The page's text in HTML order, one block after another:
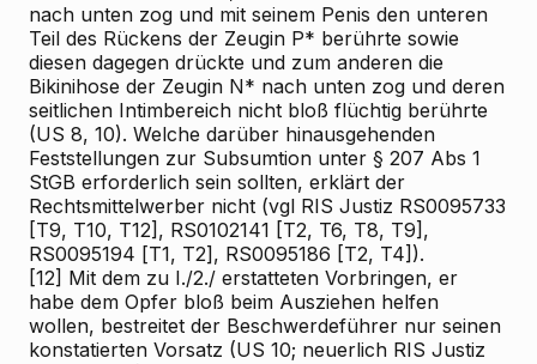
nach unten zog und mit seinem Penis den unteren
Teil des Rückens der Zeugin P* berührte sowie
diesen dagegen drückte und zum anderen die
Bikinihose der Zeugin N* nach unten zog und deren
seitlichen Intimbereich nicht bloß flüchtig berührte
(US 8, 10). Welche darüber hinausgehenden
Feststellungen zur Subsumtion unter § 207 Abs 1
StGB erforderlich sein sollten, erklärt der
Rechtsmittelwerber nicht (vgl RIS Justiz RS0095733
[T9, T10, T12], RS0102141 [T2, T6, T8, T9],
RS0095194 [Т1, Т2], RS0095186 [T2, T4]).
[12] Mit dem zu I./2./ erstatteten Vorbringen, er
habe dem Opfer bloß beim Ausziehen helfen
wollen, bestreitet der Beschwerdeführer nur seinen
konstatierten Vorsatz (US 10; neuerlich RIS Justiz